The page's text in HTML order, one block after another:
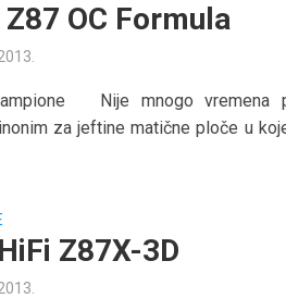
OC Formula
Nije mnogo vremena
za jeftine matične ploče u
Z87X-3D